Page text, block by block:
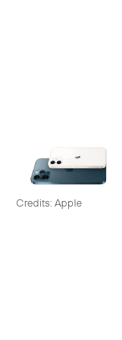
Credits: Apple